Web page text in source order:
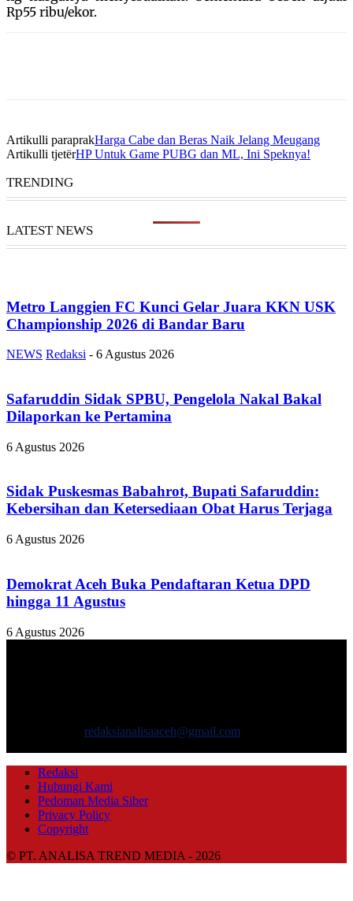
Rp55 ribu/ekor.
Artikulli paraprakHarga Cabe dan Beras Naik Jelang Meugang
Artikulli tjetërHP Untuk Game PUBG dan ML, Ini Speknya!
TRENDING
LATEST NEWS
Metro Langgien FC Kunci Gelar Juara KKN USK
Championship 2026 di Bandar Baru
NEWS Redaksi - 6 Agustus 2026
Safaruddin Sidak SPBU, Pengelola Nakal Bakal
Dilaporkan ke Pertamina
6 Agustus 2026
Sidak Puskesmas Babahrot, Bupati Safaruddin:
Kebersihan dan Ketersediaan Obat Harus Terjaga
6 Agustus 2026
Demokrat Aceh Buka Pendaftaran Ketua DPD
hingga 11 Agustus
6 Agustus 2026
redaksianalisaaceh@gmail.com
Redaksi
Hubungi Kami
Pedoman Media Siber
Privacy Policy
Copyright
© PT. ANALISA TREND MEDIA - 2026